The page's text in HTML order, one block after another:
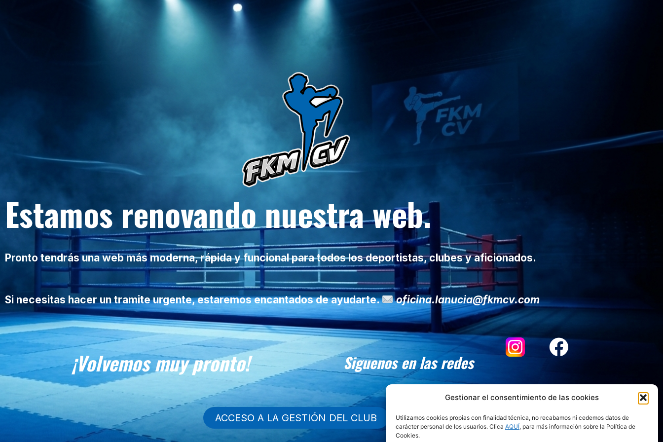
Gestionar el consentimiento de las cookies
Utilizamos cookies propias con finalidad técnica, no recabamos ni cedemos datos de
carácter personal de los usuarios. Clica AQUÍ, para más información sobre la Política de
Cookies.
Estamos renovando nuestra web.
Pronto tendrás una web más moderna, rápida y funcional para todos los deportistas, clubes y aficionados.
Si necesitas hacer un tramite urgente, estaremos encantados de ayudarte. oficina.lanucia@fkmcv.com
¡Volvemos muy pronto! Siguenos en las redes
ACCESO A LA GESTIÓN DEL CLUB